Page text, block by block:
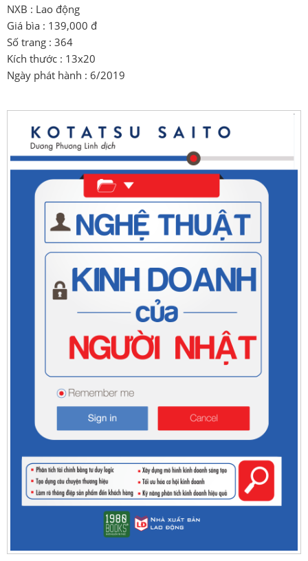
NXB : Lao động
Giá bìa : 139,000 đ
Số trang : 364
Kích thước : 13x20
Ngày phát hành : 6/2019